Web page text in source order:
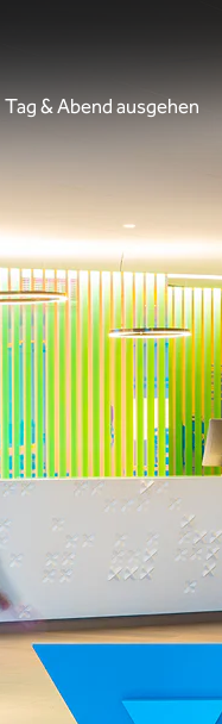
Tag & Abend ausgehen